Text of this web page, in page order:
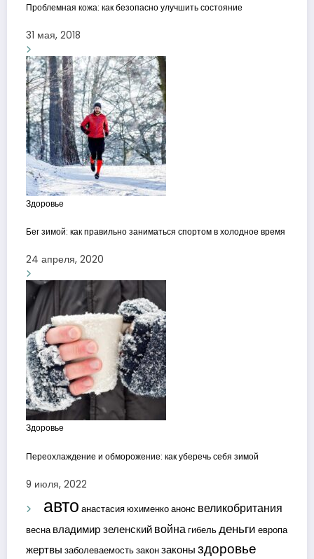
Проблемная кожа: как безопасно улучшить состояние
31 мая, 2018
Здоровье
Бег зимой: как правильно заниматься спортом в холодное время
24 апреля, 2020
Здоровье
Переохлаждение и обморожение: как уберечь себя зимой
9 июля, 2022
авто анастасия юхименкоанонс великобритания
весна владимир зеленскийвойнагибельденьги европа
жертвы заболеваемостьзаконзаконыздоровье